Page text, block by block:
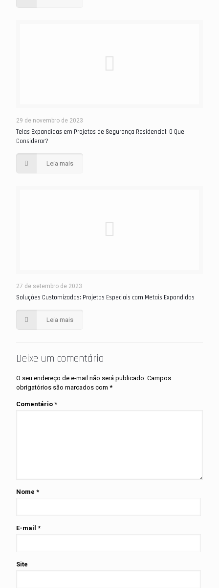
29 de novembro de 2023
Telas Expandidas em Projetos de Segurança Residencial: O Que
Considerar?
Leia mais
27 de setembro de 2023
Soluções Customizadas: Projetos Especiais com Metais Expandidos
Leia mais
Deixe um comentário
O seu endereço de e-mail não será publicado. Campos
obrigatórios são marcados com *
Comentário *
Nome *
E-mail *
Site